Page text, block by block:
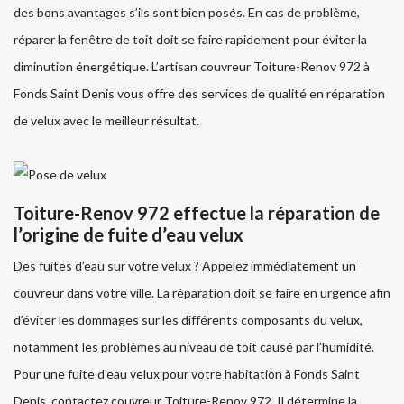
des bons avantages s’ils sont bien posés. En cas de problème,
réparer la fenêtre de toit doit se faire rapidement pour éviter la
diminution énergétique. L’artisan couvreur Toiture-Renov 972 à
Fonds Saint Denis vous offre des services de qualité en réparation
de velux avec le meilleur résultat.
Toiture-Renov 972 effectue la réparation de
l’origine de fuite d’eau velux
Des fuites d’eau sur votre velux ? Appelez immédiatement un
couvreur dans votre ville. La réparation doit se faire en urgence afin
d’éviter les dommages sur les différents composants du velux,
notamment les problèmes au niveau de toit causé par l’humidité.
Pour une fuite d’eau velux pour votre habitation à Fonds Saint